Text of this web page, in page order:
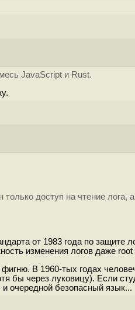
JavaScript и Rust.
доступ на чтение
от 1983 года по защите
изменения логов даже
В 1960-тых годах
бы через луковицу). Если
очередной безопасный язык...